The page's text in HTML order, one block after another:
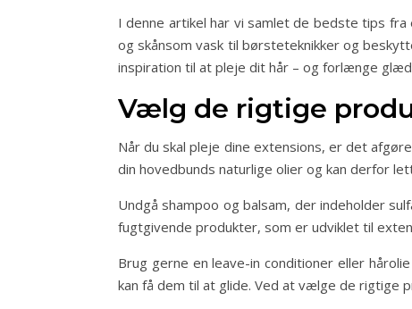
I denne artikel har vi samlet de bedste tips
og skånsom vask til børsteteknikker og
inspiration til at pleje dit hår – og forlænge
Vælg de rigtige
Når du skal pleje dine extensions, er det
din hovedbunds naturlige olier og kan derfor
Undgå shampoo og balsam, der indeholder
fugtgivende produkter, som er udviklet til
Brug gerne en leave-in conditioner eller
kan få dem til at glide. Ved at vælge de rigtige